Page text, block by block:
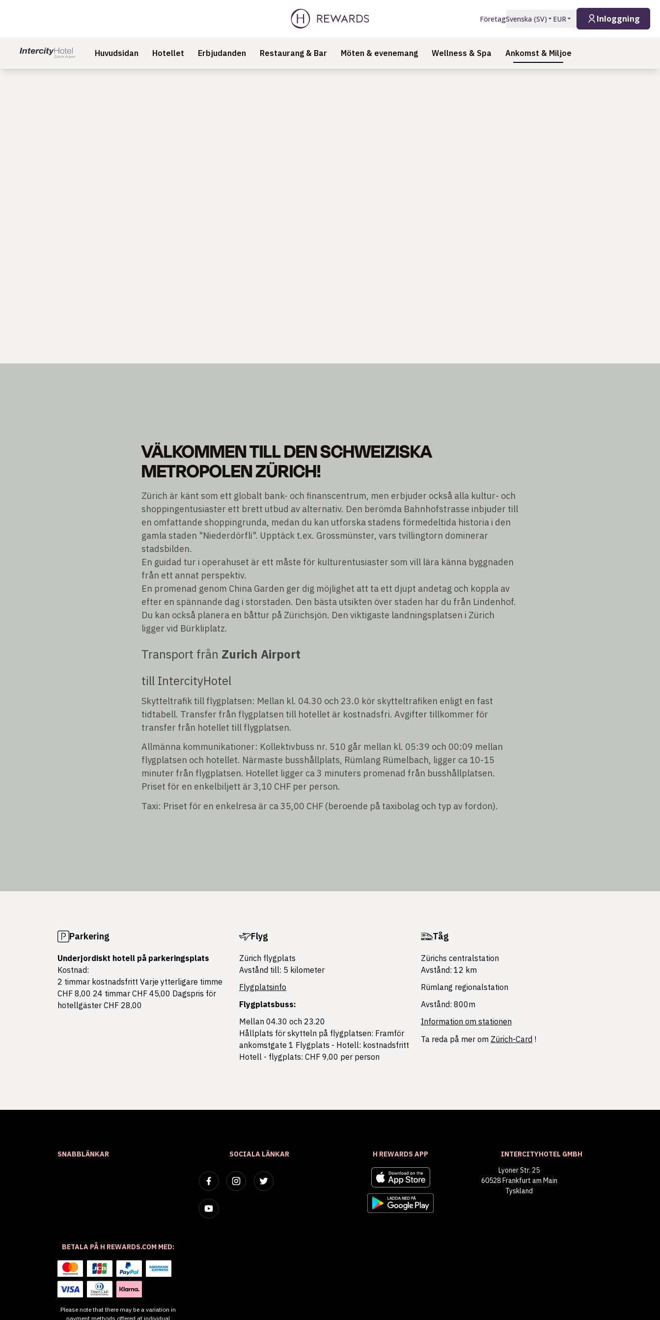
FöretagSvenska (SV) EUR Inloggning
Huvudsidan Hotellet Erbjudanden Restaurang & Bar Möten & evenemang Wellness & Spa Ankomst & Miljoe
VÄLKOMMEN TILL DEN SCHWEIZISKA
METROPOLEN ZÜRICH!
Zürich är känt som ett globalt bank- och finanscentrum, men erbjuder också alla kultur- och
shoppingentusiaster ett brett utbud av alternativ. Den berömda Bahnhofstrasse inbjuder till
en omfattande shoppingrunda, medan du kan utforska stadens förmedeltida historia i den
gamla staden "Niederdörfli". Upptäck t.ex. Grossmünster, vars tvillingtorn dominerar
stadsbilden.
En guidad tur i operahuset är ett måste för kulturentusiaster som vill lära känna byggnaden
från ett annat perspektiv.
En promenad genom China Garden ger dig möjlighet att ta ett djupt andetag och koppla av
efter en spännande dag i storstaden. Den bästa utsikten över staden har du från Lindenhof.
Du kan också planera en båttur på Zürichsjön. Den viktigaste landningsplatsen i Zürich
ligger vid Bürkliplatz.
Transport från Zurich Airport
till IntercityHotel
Skytteltrafik till flygplatsen: Mellan kl. 04.30 och 23.0 kör skytteltrafiken enligt en fast
tidtabell. Transfer från flygplatsen till hotellet är kostnadsfri. Avgifter tillkommer för
transfer från hotellet till flygplatsen.
Allmänna kommunikationer: Kollektivbuss nr. 510 går mellan kl. 05:39 och 00:09 mellan
flygplatsen och hotellet. Närmaste busshållplats, Rümlang Rümelbach, ligger ca 10-15
minuter från flygplatsen. Hotellet ligger ca 3 minuters promenad från busshållplatsen.
Priset för en enkelbiljett är 3,10 CHF per person.
Taxi: Priset för en enkelresa är ca 35,00 CHF (beroende på taxibolag och typ av fordon).
Parkering
Underjordiskt hotell på parkeringsplats
Kostnad:
2 timmar kostnadsfritt Varje ytterligare timme
CHF 8,00 24 timmar CHF 45,00 Dagspris för
hotellgäster CHF 28,00
Flyg
Zürich flygplats
Avstånd till: 5 kilometer
Flygplatsinfo
Flygplatsbuss:
Mellan 04.30 och 23.20
Hållplats för skytteln på flygplatsen: Framför
ankomstgate 1 Flygplats - Hotell: kostnadsfritt
Hotell - flygplats: CHF 9,00 per person
Tåg
Zürichs centralstation
Avstånd: 12 km
Rümlang regionalstation
Avstånd: 800m
Information om stationen
Ta reda på mer om Zürich-Card !
SNABBLÄNKAR SOCIALA LÄNKAR H REWARDS APP
INTERCITYHOTEL GMBH
Lyoner Str. 25
60528 Frankfurt am Main
Tyskland
BETALA PÅ H REWARDS.COM MED:
Please note that there may be a variation in
payment methods offered at individual